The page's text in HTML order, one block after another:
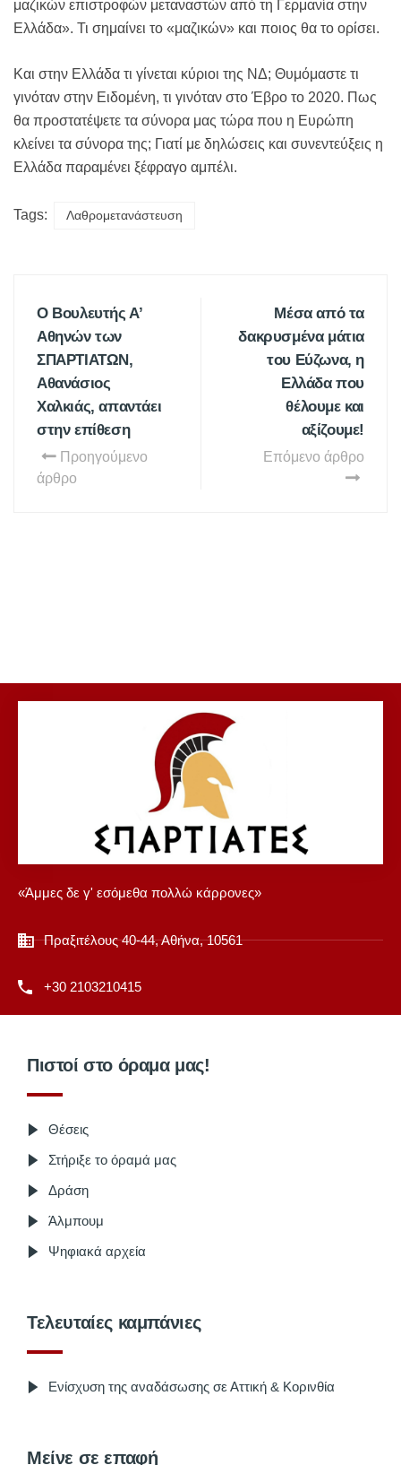
μαζικών επιστροφών μεταναστών από τη Γερμανία στην
Ελλάδα». Τι σημαίνει το «μαζικών» και ποιος θα το ορίσει.
Και στην Ελλάδα τι γίνεται κύριοι της ΝΔ; Θυμόμαστε τι
γινόταν στην Ειδομένη, τι γινόταν στο Έβρο το 2020. Πως
θα προστατέψετε τα σύνορα μας τώρα που η Ευρώπη
κλείνει τα σύνορα της; Γιατί με δηλώσεις και συνεντεύξεις η
Ελλάδα παραμένει ξέφραγο αμπέλι.
Tags: Λαθρομετανάστευση
Ο Βουλευτής Α’
Αθηνών των
ΣΠΑΡΤΙΑΤΩΝ,
Αθανάσιος
Χαλκιάς, απαντάει
στην επίθεση
Προηγούμενο
άρθρο
Μέσα από τα
δακρυσμένα μάτια
του Εύζωνα, η
Ελλάδα που
θέλουμε και
αξίζουμε!
Επόμενο άρθρο
«Άμμες δε γ' εσόμεθα πολλώ κάρρονες»
Πραξιτέλους 40-44, Αθήνα, 10561
+30 2103210415
Πιστοί στο όραμα μας!
Θέσεις
Στήριξε το όραμά μας
Δράση
Άλμπουμ
Ψηφιακά αρχεία
Τελευταίες καμπάνιες
Ενίσχυση της αναδάσωσης σε Αττική & Κορινθία
Μείνε σε επαφή